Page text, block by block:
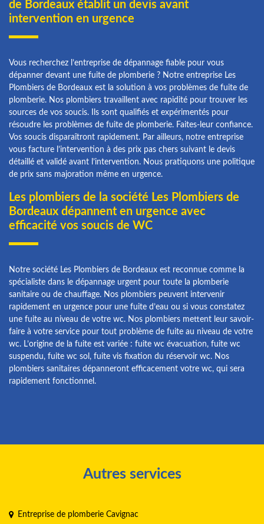
de Bordeaux établit un devis avant
intervention en urgence
Vous recherchez l’entreprise de dépannage fiable pour vous
dépanner devant une fuite de plomberie ? Notre entreprise Les
Plombiers de Bordeaux est la solution à vos problèmes de fuite de
plomberie. Nos plombiers travaillent avec rapidité pour trouver les
sources de vos soucis. Ils sont qualifiés et expérimentés pour
résoudre les problèmes de fuite de plomberie. Faites-leur confiance.
Vos soucis disparaîtront rapidement. Par ailleurs, notre entreprise
vous facture l’intervention à des prix pas chers suivant le devis
détaillé et validé avant l’intervention. Nous pratiquons une politique
de prix sans majoration même en urgence.
Les plombiers de la société Les Plombiers de
Bordeaux dépannent en urgence avec
efficacité vos soucis de WC
Notre société Les Plombiers de Bordeaux est reconnue comme la
spécialiste dans le dépannage urgent pour toute la plomberie
sanitaire ou de chauffage. Nos plombiers peuvent intervenir
rapidement en urgence pour une fuite d’eau ou si vous constatez
une fuite au niveau de votre wc. Nos plombiers mettent leur savoir-
faire à votre service pour tout problème de fuite au niveau de votre
wc. L’origine de la fuite est variée : fuite wc évacuation, fuite wc
suspendu, fuite wc sol, fuite vis fixation du réservoir wc. Nos
plombiers sanitaires dépanneront efficacement votre wc, qui sera
rapidement fonctionnel.
Autres services
Entreprise de plomberie Cavignac